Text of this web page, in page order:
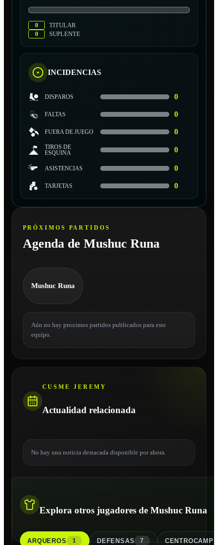
0
TITULAR
0
SUPLENTE
INCIDENCIAS
DISPAROS 0
FALTAS 0
FUERA DE JUEGO 0
TIROS DE
ESQUINA
0
ASISTENCIAS 0
TARJETAS 0
PRÓXIMOS PARTIDOS
Agenda de Mushuc Runa
Mushuc Runa
Aún no hay proximos partidos publicados para este
equipo.
CUSME JEREMY
Actualidad relacionada
No hay una noticia destacada disponible por ahora.
Explora otros jugadores de Mushuc Runa
ARQUEROS 1 DEFENSAS 7